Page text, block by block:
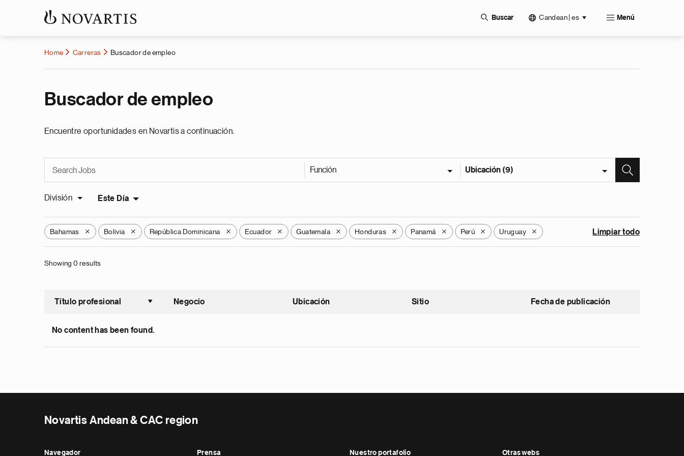
Buscar Candean | es Menú
Home Carreras Buscador de empleo
Buscador de empleo
Encuentre oportunidades en Novartis a continuación.
Función Ubicación (9)
División Este Día
Bahamas X Bolivia X República Dominicana X Ecuador X Guatemala X Honduras X Panamá X Perú X Uruguay X Limpiar todo
Showing 0 results
Título profesional
Ordenar ascendente
Negocio Ubicación Sitio Fecha de publicación
No content has been found.
Novartis Andean & CAC region
Navegador Prensa Nuestro portafolio Otras webs